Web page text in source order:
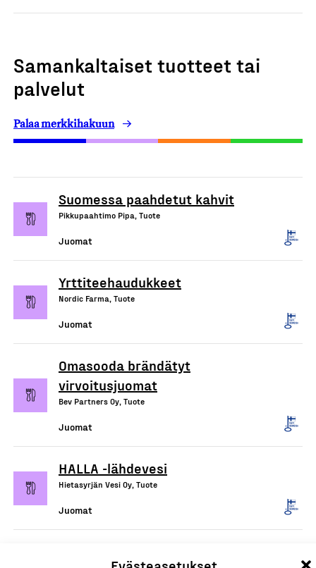
Samankaltaiset tuotteet tai
palvelut
Palaa merkkihakuun
Suomessa paahdetut kahvit
Pikkupaahtimo Pipa, Tuote
Juomat
Yrttiteehaudukkeet
Nordic Farma, Tuote
Juomat
Omasooda brändätyt
virvoitusjuomat
Bev Partners Oy, Tuote
Juomat
HALLA -lähdevesi
Hietasyrjän Vesi Oy, Tuote
Juomat